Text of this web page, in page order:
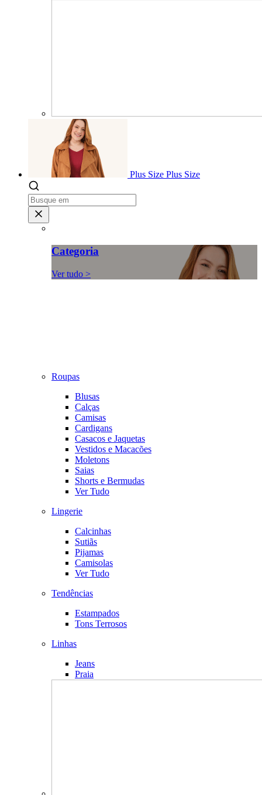
Plus Size Plus Size
Categoria
Ver tudo >
Roupas
Blusas
Calças
Camisas
Cardigans
Casacos e Jaquetas
Vestidos e Macacões
Moletons
Saias
Shorts e Bermudas
Ver Tudo
Lingerie
Calcinhas
Sutiãs
Pijamas
Camisolas
Ver Tudo
Tendências
Estampados
Tons Terrosos
Linhas
Jeans
Praia